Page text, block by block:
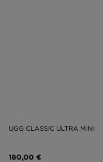
UGG CLASSIC ULTRA MINI
180,00 €